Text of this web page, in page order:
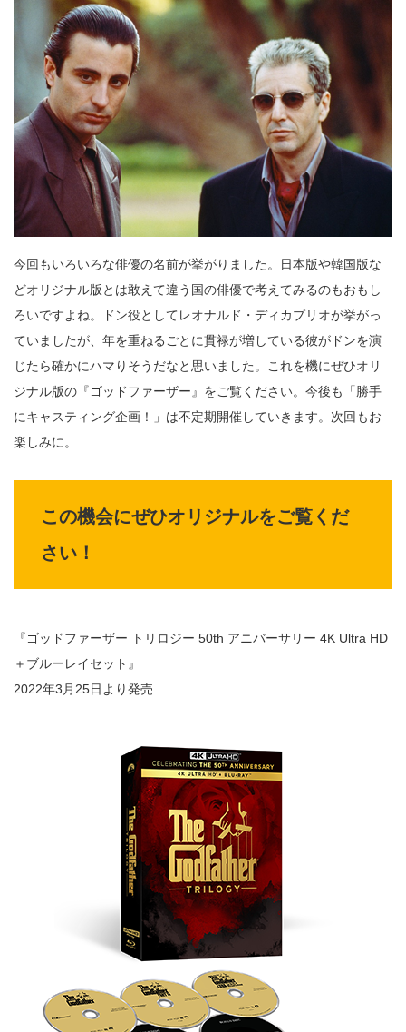
今回もいろいろな俳優の名前が挙がりました。日本版や韓国版な
どオリジナル版とは敢えて違う国の俳優で考えてみるのもおもし
ろいですよね。ドン役としてレオナルド・ディカプリオが挙がっ
ていましたが、年を重ねるごとに貫禄が増している彼がドンを演
じたら確かにハマりそうだなと思いました。これを機にぜひオリ
ジナル版の『ゴッドファーザー』をご覧ください。今後も「勝手
にキャスティング企画！」は不定期開催していきます。次回もお
楽しみに。
この機会にぜひオリジナルをご覧くだ
さい！
『ゴッドファーザー トリロジー 50th アニバーサリー 4K Ultra HD
＋ブルーレイセット』
2022年3月25日より発売